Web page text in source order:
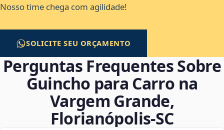
Nosso time chega com agilidade!
SOLICITE SEU ORÇAMENTO
Perguntas Frequentes Sobre
Guincho para Carro na
Vargem Grande,
Florianópolis‑SC